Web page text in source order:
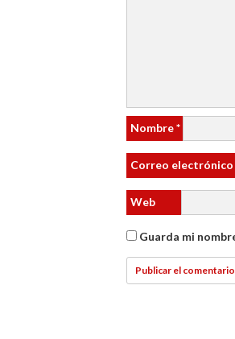
Nombre*
Correo electrónico
Web
Guarda mi